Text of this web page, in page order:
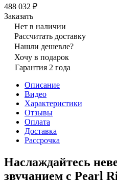
488 032 ₽
Заказать
Нет в наличии
Рассчитать доставку
Нашли дешевле?
Хочу в подарок
Гарантия 2 года
Описание
Видео
Характеристики
Отзывы
Оплата
Доставка
Рассрочка
Наслаждайтесь
звучанием с Pearl